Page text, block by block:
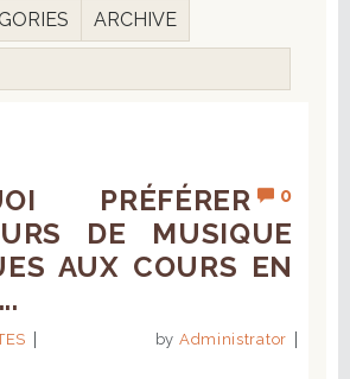
ARCHIVE
0
PRÉFÉRER
DE MUSIQUE
AUX COURS EN
by Administrator